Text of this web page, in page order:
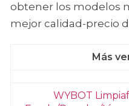
obtener los modelos
mejor calidad-precio
WYBOT